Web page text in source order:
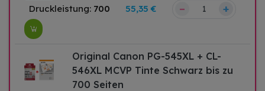
Druckleistung: 700 55,35 € – +
Original Canon PG-545XL + CL-
546XL MCVP Tinte Schwarz bis zu
700 Seiten